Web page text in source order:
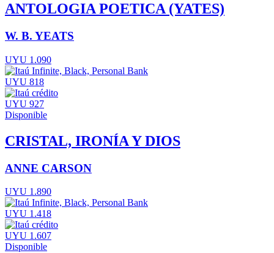
ANTOLOGIA POETICA (YATES)
W. B. YEATS
UYU 1.090
UYU 818
UYU 927
Disponible
CRISTAL, IRONÍA Y DIOS
ANNE CARSON
UYU 1.890
UYU 1.418
UYU 1.607
Disponible